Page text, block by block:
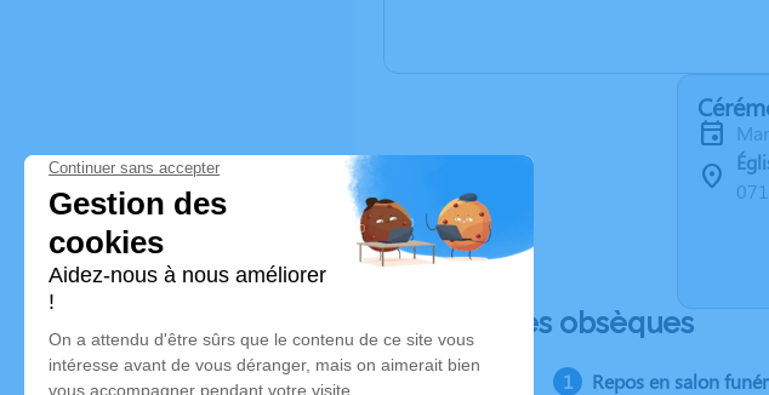
Déroulé des obsèques
Repos en salon